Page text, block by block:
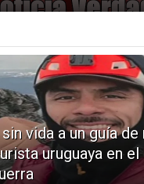
vida a un guía
uruguaya en